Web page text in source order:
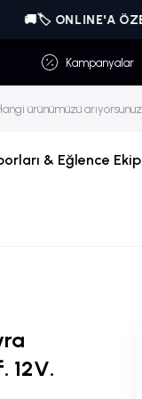
Kampanyalar
& Eğlence
🚚🏷️ ONLINE'A ÖZEL
12V.